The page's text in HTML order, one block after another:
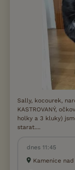
Sally, kocourek,
KASTROVANÝ,
holky a 3 kluky)
starat....
dnes 11:45
Kamenice